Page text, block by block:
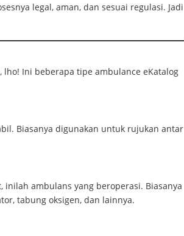
legal, aman, dan sesuai regulasi. Jadi
Ini beberapa tipe ambulance eKatalog
Biasanya digunakan untuk rujukan antar
ambulans yang beroperasi. Biasanya
tabung oksigen, dan lainnya.